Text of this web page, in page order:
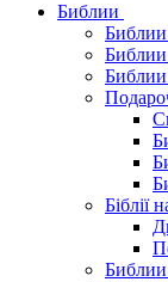
Библии
Библии
Біблії